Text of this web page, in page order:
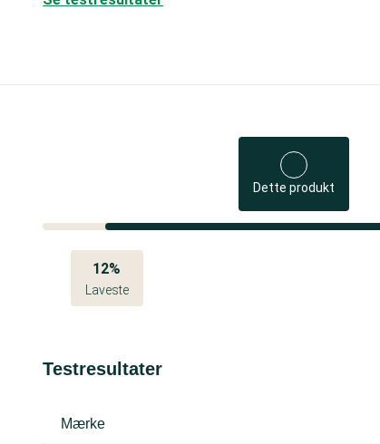
Dette produkt
12%
Laveste
Testresultater
Mærke